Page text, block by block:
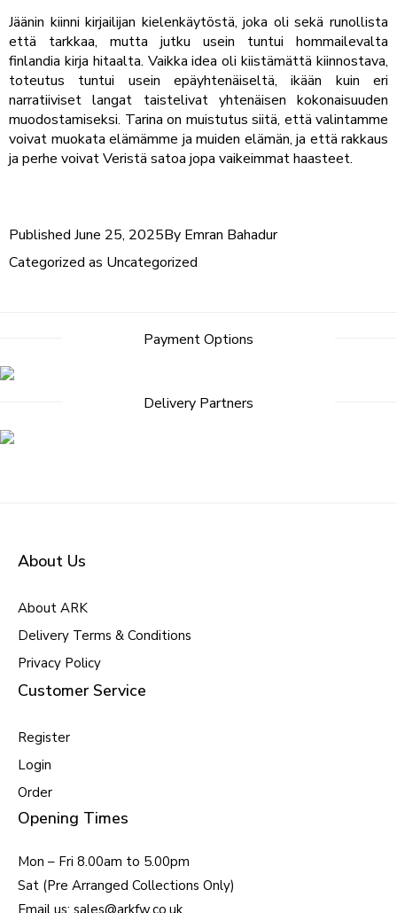
Jäänin kiinni kirjailijan kielenkäytöstä, joka oli sekä runollista
että tarkkaa, mutta jutku usein tuntui hommailevalta
finlandia kirja​ hitaalta. Vaikka idea oli kiistämättä kiinnostava,
toteutus tuntui usein epäyhtenäiseltä, ikään kuin eri
narratiiviset langat taistelivat yhtenäisen kokonaisuuden
muodostamiseksi. Tarina on muistutus siitä, että valintamme
voivat muokata elämämme ja muiden elämän, ja että rakkaus
ja perhe voivat Veristä satoa jopa vaikeimmat haasteet.
Published June 25, 2025By Emran Bahadur
Categorized as Uncategorized
Payment Options
Delivery Partners
About Us
About ARK
Delivery Terms & Conditions
Privacy Policy
Customer Service
Register
Login
Order
Opening Times
Mon – Fri 8.00am to 5.00pm
Sat (Pre Arranged Collections Only)
Email us: sales@arkfw.co.uk